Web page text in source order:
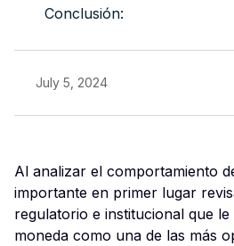
Conclusión:
July 5, 2024
Al analizar el comportamiento
importante en primer lugar
regulatorio e institucional que
moneda como una de las más